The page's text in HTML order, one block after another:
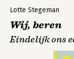
Lotte Stegeman
Wij, beren
Eindelijk ons